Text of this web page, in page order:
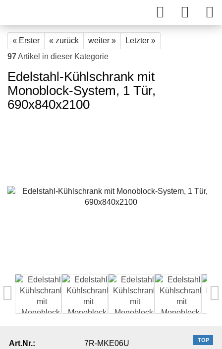
« Erster « zurück weiter »
Letzter »
97Artikel in dieser Kategorie
Edelstahl-Kühlschrank mit
Monoblock-System, 1 Tür,
690x840x2100
TOP
Art.Nr.:
7R-MKE06U